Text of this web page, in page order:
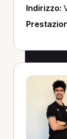
Indirizzo: